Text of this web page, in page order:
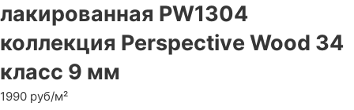
лакированная PW1304
коллекция Perspective Wood 34
класс 9 мм
1990 руб/м²